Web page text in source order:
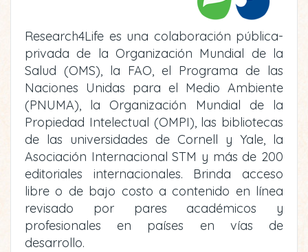
Research4Life es una colaboración pública-
privada de la Organización Mundial de la
Salud (OMS), la FAO, el Programa de las
Naciones Unidas para el Medio Ambiente
(PNUMA), la Organización Mundial de la
Propiedad Intelectual (OMPI), las bibliotecas
de las universidades de Cornell y Yale, la
Asociación Internacional STM y más de 200
editoriales internacionales. Brinda acceso
libre o de bajo costo a contenido en línea
revisado por pares académicos y
profesionales en países en vías de
desarrollo.